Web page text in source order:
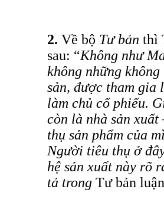
2. Về bộ Tư bản thì
sau: “Không như
không những
sản, được tham gia
làm chủ cổ phiếu.
còn là nhà sản
thụ sản phẩm của
Người tiêu thụ ở
hệ sản xuất này rõ
tả trong Tư bản